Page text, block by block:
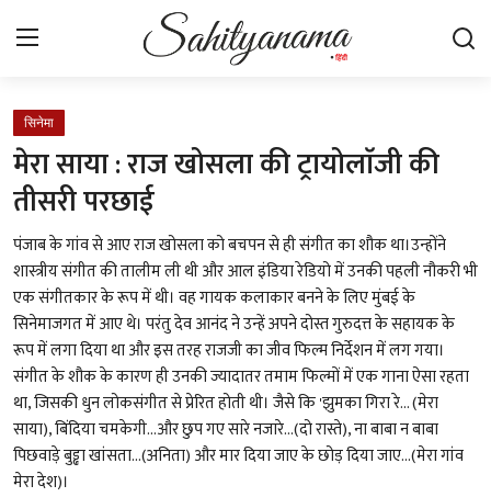
स्वतंत्रता सेनानी
साहित्य समाचार
होम
कहानी
कविता
आलेख
सिनेमा
मेरा साया : राज खोसला की ट्रायोलाॅजी की
तीसरी परछाई
पंजाब के गांव से आए राज खोसला को बचपन से ही संगीत का शौक था।उन्होंने
शास्त्रीय संगीत की तालीम ली थी और आल इंडिया रेडियो में उनकी पहली नौकरी भी
एक संगीतकार के रूप में थी। वह गायक कलाकार बनने के लिए मुंबई के
सिनेमाजगत में आए थे। परंतु देव आनंद ने उन्हें अपने दोस्त गुरुदत्त के सहायक के
रूप में लगा दिया था और इस तरह राजजी का जीव फिल्म निर्देशन में लग गया।
संगीत के शौक के कारण ही उनकी ज्यादातर तमाम फिल्मों में एक गाना ऐसा रहता
था, जिसकी धुन लोकसंगीत से प्रेरित होती थी। जैसे कि 'झुमका गिरा रे... (मेरा
साया), बिंदिया चमकेगी...और छुप गए सारे नजारे...(दो रास्ते), ना बाबा न बाबा
पिछवाड़े बुड्ढा खांसता...(अनिता) और मार दिया जाए के छोड़ दिया जाए...(मेरा गांव
मेरा देश)।